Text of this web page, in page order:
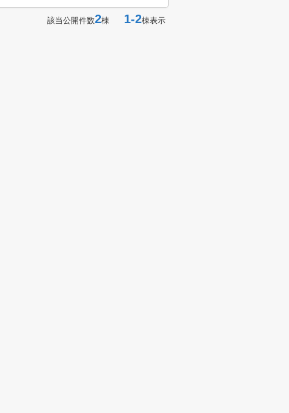
該当公開件数2棟 1-2棟表示